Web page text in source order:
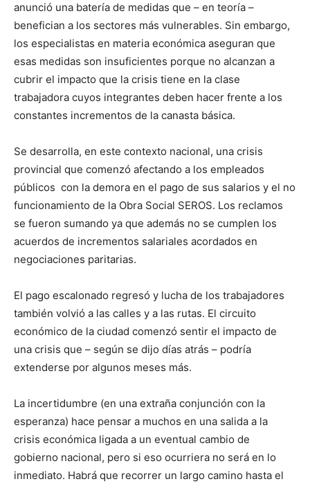
anunció una batería de medidas que – en teoría –
benefician a los sectores más vulnerables. Sin embargo,
los especialistas en materia económica aseguran que
esas medidas son insuficientes porque no alcanzan a
cubrir el impacto que la crisis tiene en la clase
trabajadora cuyos integrantes deben hacer frente a los
constantes incrementos de la canasta básica.
Se desarrolla, en este contexto nacional, una crisis
provincial que comenzó afectando a los empleados
públicos con la demora en el pago de sus salarios y el no
funcionamiento de la Obra Social SEROS. Los reclamos
se fueron sumando ya que además no se cumplen los
acuerdos de incrementos salariales acordados en
negociaciones paritarias.
El pago escalonado regresó y lucha de los trabajadores
también volvió a las calles y a las rutas. El circuito
económico de la ciudad comenzó sentir el impacto de
una crisis que – según se dijo días atrás – podría
extenderse por algunos meses más.
La incertidumbre (en una extraña conjunción con la
esperanza) hace pensar a muchos en una salida a la
crisis económica ligada a un eventual cambio de
gobierno nacional, pero si eso ocurriera no será en lo
inmediato. Habrá que recorrer un largo camino hasta el